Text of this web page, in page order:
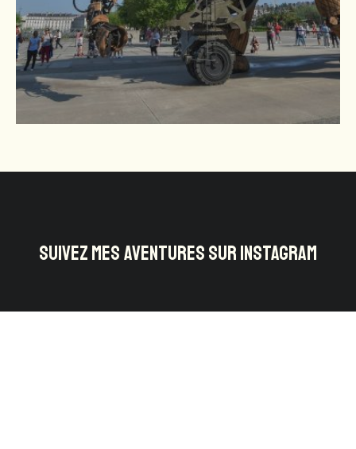
SUIVEZ MES AVENTURES SUR INSTAGRAM